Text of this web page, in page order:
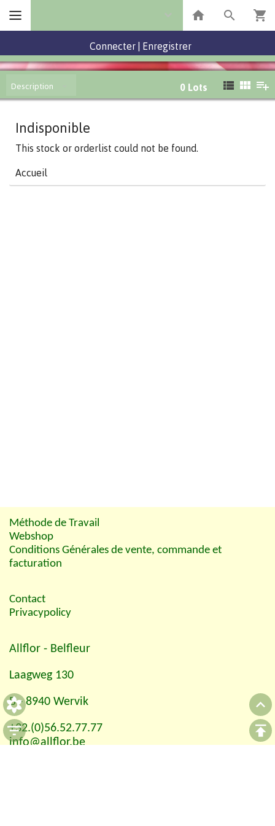
Connecter Enregistrer
Description 0 Lots
Indisponible
This stock or orderlist could not be found.
Accueil
Méthode de Travail
Webshop
Conditions Générales de vente, commande et
facturation
Contact
Privacypolicy
Allflor - Belfleur
Laagweg 130
B - 8940 Wervik
+32.(0)56.52.77.77
info@allflor.be